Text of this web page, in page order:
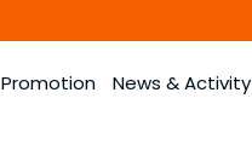
Promotion News & Activity